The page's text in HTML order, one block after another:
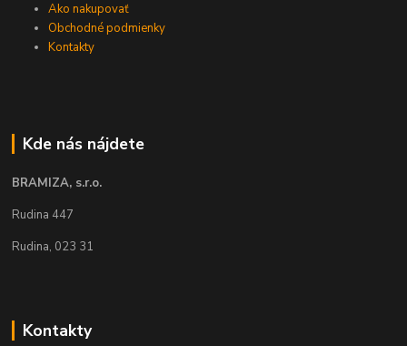
Ako nakupovať
Obchodné podmienky
Kontakty
Kde nás nájdete
BRAMIZA, s.r.o.
Rudina 447
Rudina, 023 31
Kontakty